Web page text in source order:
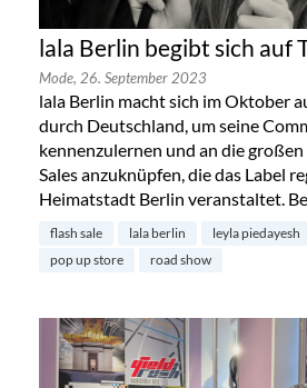
lala Berlin begibt sich auf
Mode, 26. September 2023
lala Berlin macht sich im Oktober
durch Deutschland, um seine
kennenzulernen und an die
Sales anzuknüpfen, die das Label
Heimatstadt Berlin veranstaltet.
flash sale lala berlin leyla piedayesh
pop up store
road show